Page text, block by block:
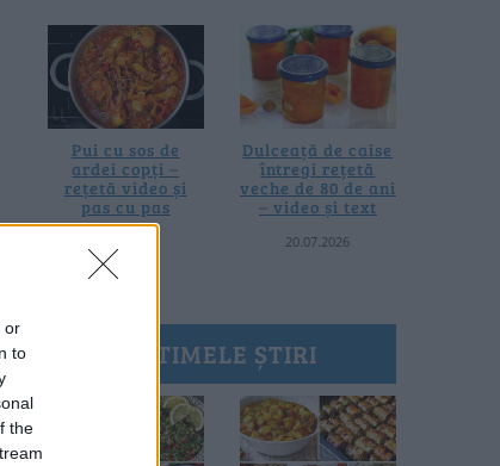
or
to
the
Pui cu sos de
ardei copți –
rețetă video și
pas cu pas
Dulceață de caise
întregi rețetă
veche de 80 de ani
– video și text
20.07.2026
ULTIMELE ȘTIRI